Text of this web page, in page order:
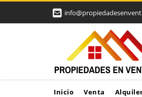
Inicio Venta